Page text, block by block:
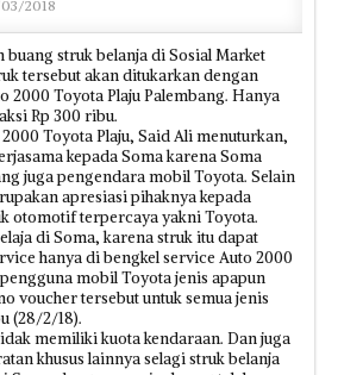
2018
buang struk belanja di Sosial Market
tersebut akan ditukarkan dengan
2000 Toyota Plaju Palembang. Hanya
Rp 300 ribu.
Toyota Plaju, Said Ali menuturkan,
kepada Soma karena Soma
juga pengendara mobil Toyota. Selain
apresiasi pihaknya kepada
otomotif terpercaya yakni Toyota.
di Soma, karena struk itu dapat
hanya di bengkel service Auto 2000
mobil Toyota jenis apapun
voucher tersebut untuk semua jenis
(28/2/18).
memiliki kuota kendaraan. Dan juga
khusus lainnya selagi struk belanja